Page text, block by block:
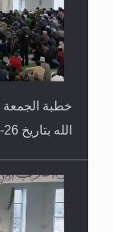
خطبة الجمعة
الله بتاريخ 26-06-2026